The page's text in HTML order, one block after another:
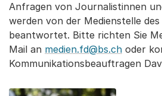
Anfragen von Journalistinnen
werden von der Medienstelle
beantwortet. Bitte richten Sie
Mail an medien.fd@bs.ch oder
Kommunikationsbeauftragen